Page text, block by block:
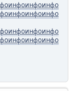
инфоинфоинфо
инфоинфоинфо
инфоинфоинфо
инфоинфоинфо